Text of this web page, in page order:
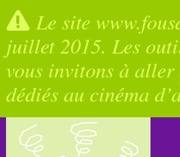
Le site
juillet 2015. Les
vous invitons à aller
dédiés au cinéma